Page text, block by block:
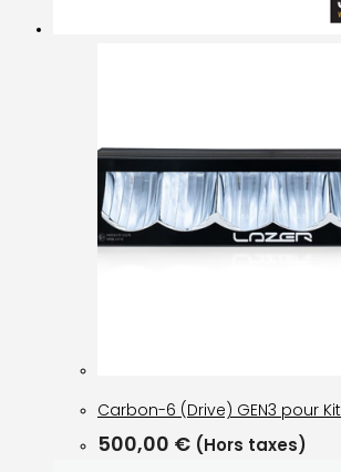
Carbon-6 (Drive) GEN3 pour Kit
500,00 € (Hors taxes)